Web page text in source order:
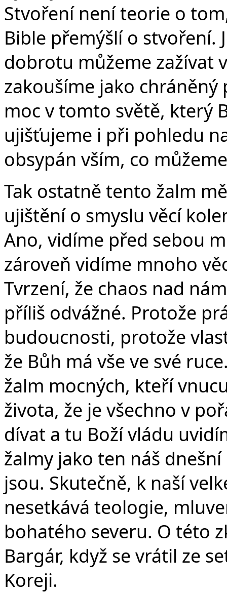
Stvoření není teorie o
Bible přemýšlí o stvoření.
dobrotu můžeme zažívat
zakoušíme jako
moc v tomto světě, který
ujišťujeme i při pohledu
obsypán vším, co
Tak ostatně tento žalm
ujištění o smyslu věcí
Ano, vidíme před sebou
zároveň vidíme mnoho
Tvrzení, že chaos nad
příliš odvážné. Protože
budoucnosti, protože
že Bůh má vše ve své
žalm mocných, kteří
života, že je všechno v
dívat a tu Boží vládu
žalmy jako ten náš
jsou. Skutečně, k naší
nesetkává teologie,
bohatého severu. O této
Bargár, když se vrátil ze
Koreji.